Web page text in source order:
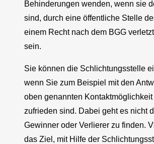
Behinderungen wenden, wenn sie
sind, durch eine öffentliche Stelle
einem Recht nach dem BGG
sein.
Sie können die Schlichtungsstelle
wenn Sie zum Beispiel mit den
oben genannten
zufrieden sind. Dabei geht es nicht
Gewinner oder Verlierer zu finden.
das Ziel, mit Hilfe der